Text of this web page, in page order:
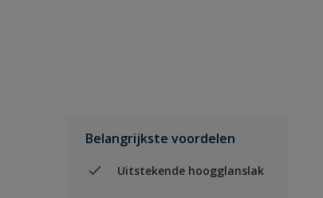
Belangrijkste voordelen
Uitstekende hoogglanslak